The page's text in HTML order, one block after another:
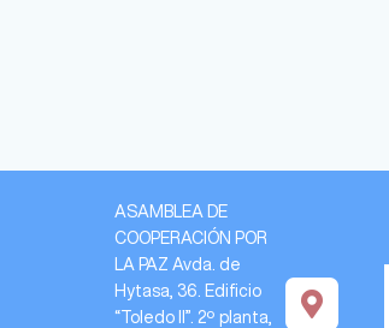
ASAMBLEA DE
COOPERACIÓN POR
LA PAZ Avda. de
Hytasa, 36. Edificio
“Toledo II”. 2º planta,